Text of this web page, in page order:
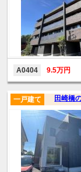
A0404 9.5万円
田崎橋
一戸建て